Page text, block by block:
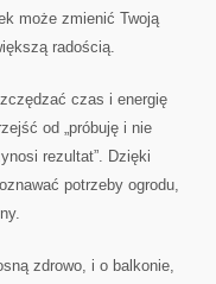
może zmienić Twoją
radością.
czas i energię
od „próbuję i nie
rezultat”. Dzięki
potrzeby ogrodu,
zdrowo, i o balkonie,